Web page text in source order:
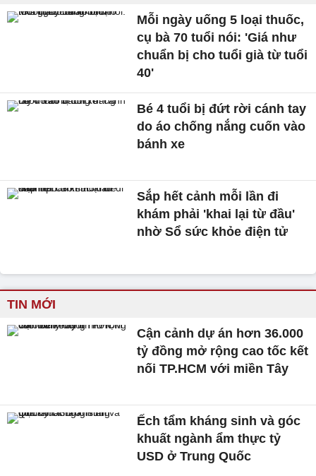
Mỗi ngày uống 5 loại thuốc,
cụ bà 70 tuổi nói: 'Giá như
chuẩn bị cho tuổi già từ tuổi
40'
Bé 4 tuổi bị đứt rời cánh tay
do áo chống nắng cuốn vào
bánh xe
Sắp hết cảnh mỗi lần đi
khám phải 'khai lại từ đầu'
nhờ Sổ sức khỏe điện tử
TIN MỚI
Cận cảnh dự án hơn 36.000
tỷ đồng mở rộng cao tốc kết
nối TP.HCM với miền Tây
Ếch tẩm kháng sinh và góc
khuất ngành ẩm thực tỷ
USD ở Trung Quốc